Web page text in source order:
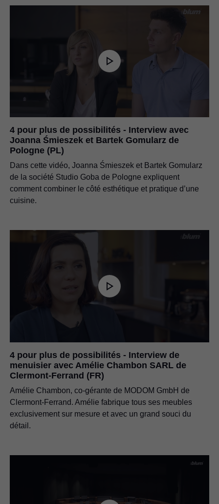
4 pour plus de possibilités - Interview avec
Joanna Śmieszek et Bartek Gomularz de
Pologne (PL)
Dans cette vidéo, Joanna Śmieszek et Bartek Gomularz
de la société Studio Goba de Pologne expliquent
comment combiner le côté esthétique et pratique d’une
cuisine.
4 pour plus de possibilités - Interview de
menuisier avec Amélie Chambon SARL de
Clermont-Ferrand (FR)
Amélie Chambon, co-gérante de MODOM GmbH de
Clermont-Ferrand. Amélie fabrique tous ses meubles
exclusivement sur mesure et avec un grand souci du
détail.